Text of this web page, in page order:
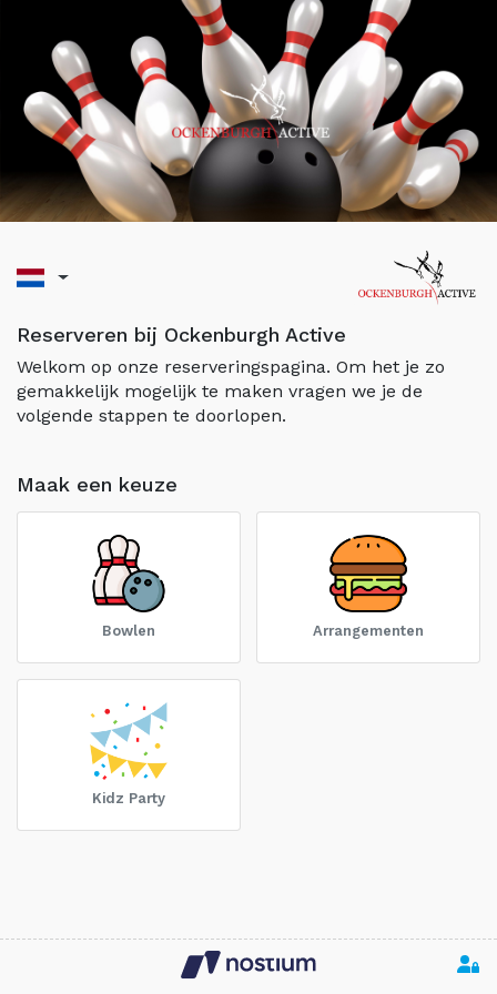
Reserveren bij Ockenburgh Active
Welkom op onze reserveringspagina. Om het je zo
gemakkelijk mogelijk te maken vragen we je de
volgende stappen te doorlopen.
Maak een keuze
Bowlen Arrangementen
Kidz Party